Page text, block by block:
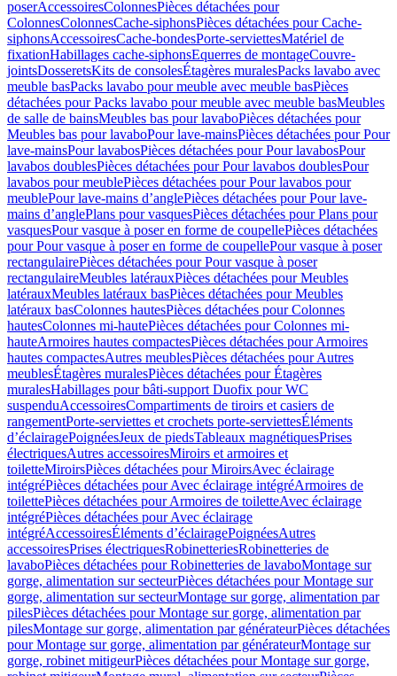
poserAccessoiresColonnesPièces détachées pour
ColonnesColonnesCache-siphonsPièces détachées pour Cache-
siphonsAccessoiresCache-bondesPorte-serviettesMatériel de
fixationHabillages cache-siphonsEquerres de montageCouvre-
jointsDosseretsKits de consolesÉtagères muralesPacks lavabo avec
meuble basPacks lavabo pour meuble avec meuble basPièces
détachées pour Packs lavabo pour meuble avec meuble basMeubles
de salle de bainsMeubles bas pour lavaboPièces détachées pour
Meubles bas pour lavaboPour lave-mainsPièces détachées pour Pour
lave-mainsPour lavabosPièces détachées pour Pour lavabosPour
lavabos doublesPièces détachées pour Pour lavabos doublesPour
lavabos pour meublePièces détachées pour Pour lavabos pour
meublePour lave-mains d’anglePièces détachées pour Pour lave-
mains d’anglePlans pour vasquesPièces détachées pour Plans pour
vasquesPour vasque à poser en forme de coupellePièces détachées
pour Pour vasque à poser en forme de coupellePour vasque à poser
rectangulairePièces détachées pour Pour vasque à poser
rectangulaireMeubles latérauxPièces détachées pour Meubles
latérauxMeubles latéraux basPièces détachées pour Meubles
latéraux basColonnes hautesPièces détachées pour Colonnes
hautesColonnes mi-hautePièces détachées pour Colonnes mi-
hauteArmoires hautes compactesPièces détachées pour Armoires
hautes compactesAutres meublesPièces détachées pour Autres
meublesÉtagères muralesPièces détachées pour Étagères
muralesHabillages pour bâti-support Duofix pour WC
suspenduAccessoiresCompartiments de tiroirs et casiers de
rangementPorte-serviettes et crochets porte-serviettesÉléments
d’éclairagePoignéesJeux de piedsTableaux magnétiquesPrises
électriquesAutres accessoiresMiroirs et armoires et
toiletteMiroirsPièces détachées pour MiroirsAvec éclairage
intégréPièces détachées pour Avec éclairage intégréArmoires de
toilettePièces détachées pour Armoires de toiletteAvec éclairage
intégréPièces détachées pour Avec éclairage
intégréAccessoiresÉléments d’éclairagePoignéesAutres
accessoiresPrises électriquesRobinetteriesRobinetteries de
lavaboPièces détachées pour Robinetteries de lavaboMontage sur
gorge, alimentation sur secteurPièces détachées pour Montage sur
gorge, alimentation sur secteurMontage sur gorge, alimentation par
pilesPièces détachées pour Montage sur gorge, alimentation par
pilesMontage sur gorge, alimentation par générateurPièces détachées
pour Montage sur gorge, alimentation par générateurMontage sur
gorge, robinet mitigeurPièces détachées pour Montage sur gorge,